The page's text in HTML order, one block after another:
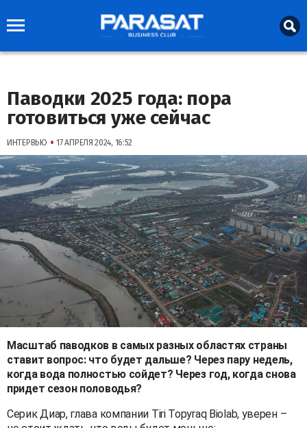
Паводки 2025 года: пора
готовиться уже сейчас
ИНТЕРВЬЮ • 17 АПРЕЛЯ 2024, 16:52
Масштаб паводков в самых разных областях страны
ставит вопрос: что будет дальше? Через пару недель,
когда вода полностью сойдет? Через год, когда снова
придет сезон половодья?
Серик Диар, глава компании Tiri Topyraq Biolab, уверен –